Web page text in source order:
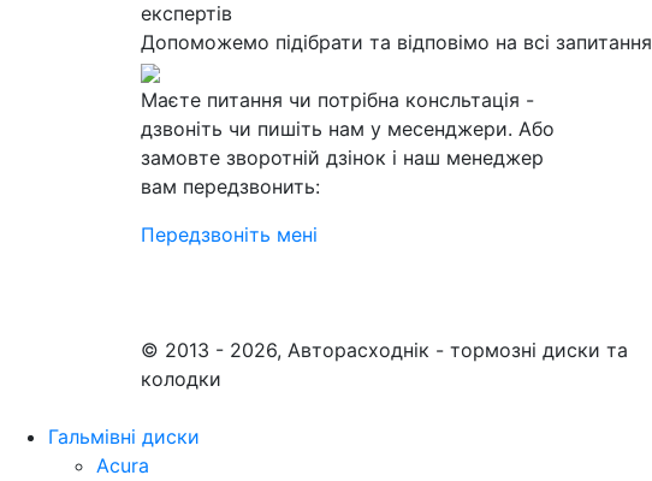
експертів
Допоможемо підібрати та відповімо на всі запитання
Маєте питання чи потрібна консльтація -
дзвоніть чи пишіть нам у месенджери. Або
замовте зворотній дзінок і наш менеджер
вам передзвонить:
Передзвоніть мені
© 2013 - 2026, Авторасходнік - тормозні диски та
колодки
Гальмівні диски
Acura